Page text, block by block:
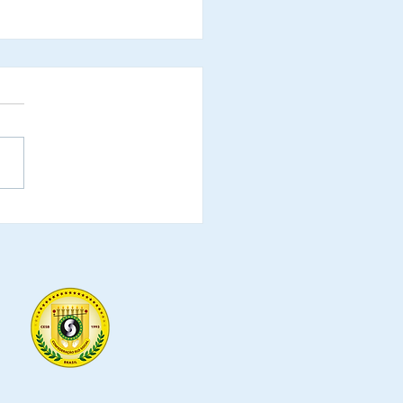
responsável
organização e
das solenidades